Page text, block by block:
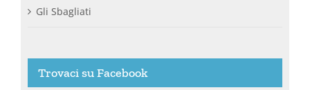
Gli Sbagliati
Trovaci su Facebook